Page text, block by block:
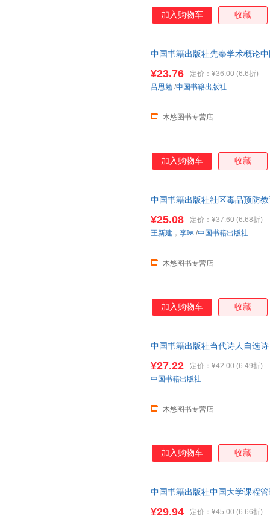
加入购物车 收藏
中国书籍出版社先秦学术概论
¥23.76 定价： ¥36.00 (6.6折)
木悠图书专营店
吕思勉 /中国书籍出版社
加入购物车 收藏
中国书籍出版社社区毒品预防
¥25.08 定价： ¥37.60 (6.68折)
木悠图书专营店
王新建 ， 李琳 /中国书籍出版社
加入购物车 收藏
中国书籍出版社当代诗人自选
¥27.22 定价： ¥42.00 (6.49折)
木悠图书专营店
中国书籍出版社
加入购物车 收藏
中国书籍出版社中国大学课程
¥29.94 定价： ¥45.00 (6.66折)